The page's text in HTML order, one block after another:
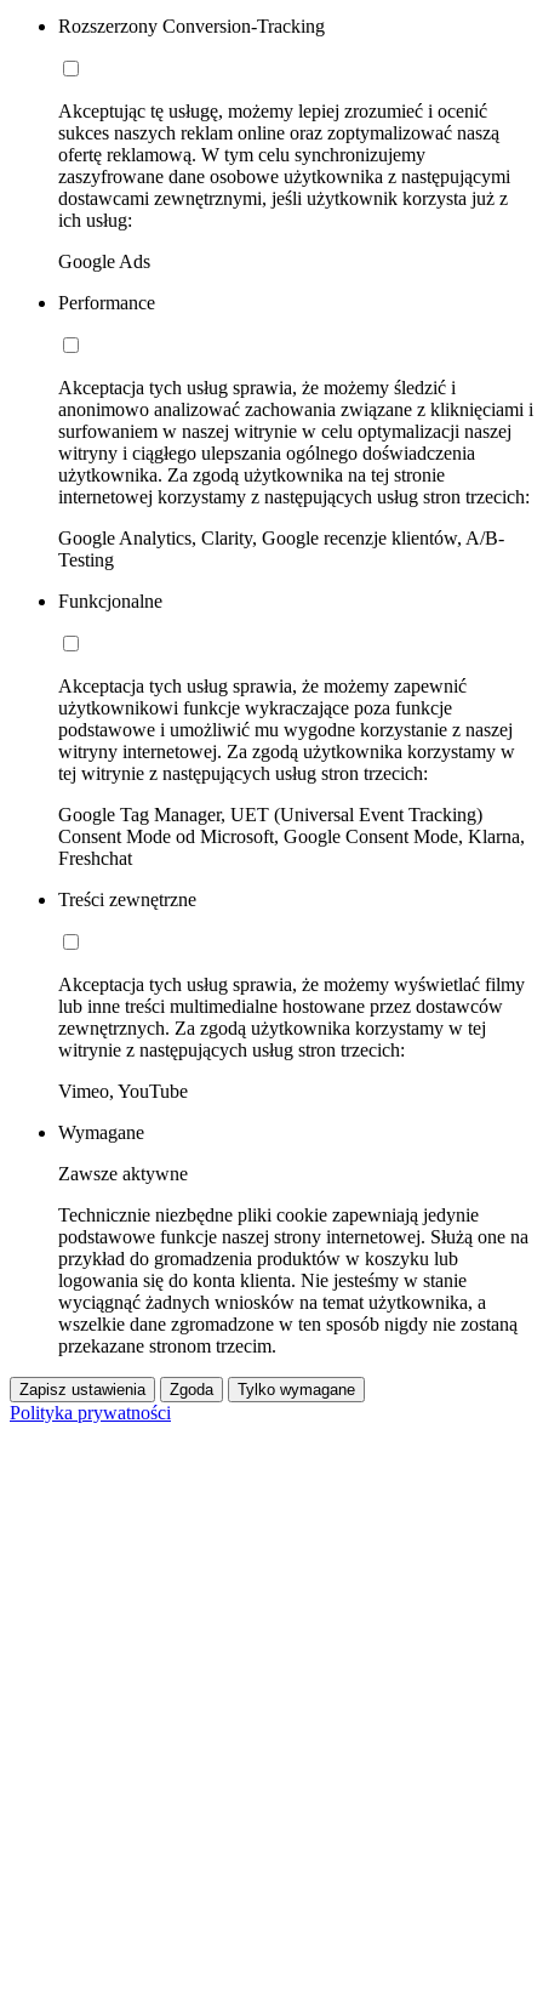
Rozszerzony Conversion-Tracking
Akceptując tę usługę, możemy lepiej zrozumieć i ocenić
sukces naszych reklam online oraz zoptymalizować naszą
ofertę reklamową. W tym celu synchronizujemy
zaszyfrowane dane osobowe użytkownika z następującymi
dostawcami zewnętrznymi, jeśli użytkownik korzysta już z
ich usług:
Google Ads
Performance
Akceptacja tych usług sprawia, że możemy śledzić i
anonimowo analizować zachowania związane z kliknięciami i
surfowaniem w naszej witrynie w celu optymalizacji naszej
witryny i ciągłego ulepszania ogólnego doświadczenia
użytkownika. Za zgodą użytkownika na tej stronie
internetowej korzystamy z następujących usług stron trzecich:
Google Analytics, Clarity, Google recenzje klientów, A/B-
Testing
Funkcjonalne
Akceptacja tych usług sprawia, że możemy zapewnić
użytkownikowi funkcje wykraczające poza funkcje
podstawowe i umożliwić mu wygodne korzystanie z naszej
witryny internetowej. Za zgodą użytkownika korzystamy w
tej witrynie z następujących usług stron trzecich:
Google Tag Manager, UET (Universal Event Tracking)
Consent Mode od Microsoft, Google Consent Mode, Klarna,
Freshchat
Treści zewnętrzne
Akceptacja tych usług sprawia, że możemy wyświetlać filmy
lub inne treści multimedialne hostowane przez dostawców
zewnętrznych. Za zgodą użytkownika korzystamy w tej
witrynie z następujących usług stron trzecich:
Vimeo, YouTube
Wymagane
Zawsze aktywne
Technicznie niezbędne pliki cookie zapewniają jedynie
podstawowe funkcje naszej strony internetowej. Służą one na
przykład do gromadzenia produktów w koszyku lub
logowania się do konta klienta. Nie jesteśmy w stanie
wyciągnąć żadnych wniosków na temat użytkownika, a
wszelkie dane zgromadzone w ten sposób nigdy nie zostaną
przekazane stronom trzecim.
Zapisz ustawienia Zgoda Tylko wymagane
Polityka prywatności